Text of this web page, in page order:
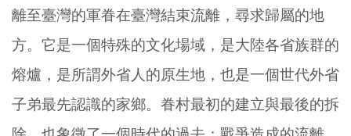
離至臺灣的軍眷在臺灣結束流離，尋求歸屬的地
方。它是一個特殊的文化場域，是大陸各省族群的
熔爐，是所謂外省人的原生地，也是一個世代外省
子弟最先認識的家鄉。眷村最初的建立與最後的拆